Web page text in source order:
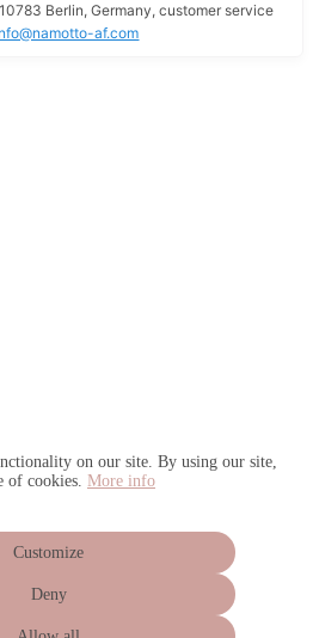
Berlin, Germany, customer service
af.com
on our site. By using our site,
of cookies. More info
Customize
Deny